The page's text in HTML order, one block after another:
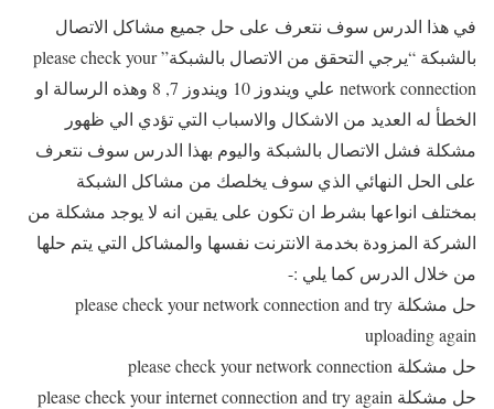
في هذا الدرس سوف نتعرف على حل جميع مشاكل الاتصال
بالشبكة “يرجي التحقق من الاتصال بالشبكة” please check your
network connection علي ويندوز 10 ويندوز 7, 8 وهذه الرسالة او
الخطأ له العديد من الاشكال والاسباب التي تؤدي الي ظهور
مشكلة فشل الاتصال بالشبكة واليوم بهذا الدرس سوف نتعرف
على الحل النهائي الذي سوف يخلصك من مشاكل الشبكة
بمختلف انواعها بشرط ان تكون على يقين انه لا يوجد مشكلة من
الشركة المزودة بخدمة الانترنت نفسها والمشاكل التي يتم حلها
من خلال الدرس كما يلي :-
حل مشكلة please check your network connection and try
uploading again
حل مشكلة please check your network connection
حل مشكلة please check your internet connection and try again